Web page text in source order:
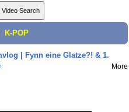
K-POP
| Fynn eine Glatze?! & 1.
More